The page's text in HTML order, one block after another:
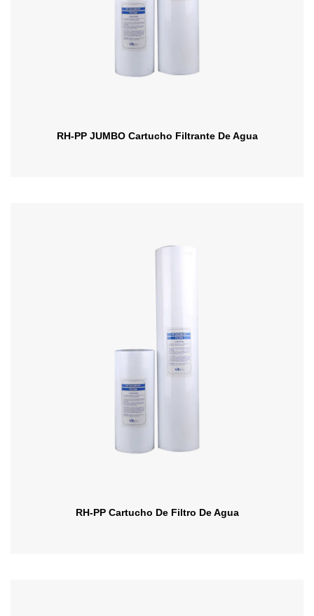
RH-PP JUMBO Cartucho Filtrante De Agua
RH-PP Cartucho De Filtro De Agua